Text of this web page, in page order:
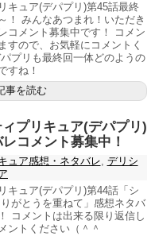
キュア(デパプリ)第45話最終
！ みんなあつまれ！いただき
コメント募集中です！ コメン
すので、お気軽にコメントく
プリも最終回一体どのようの
すね！
事を読む
プリキュア(デパプリ)
コメント募集中！
ュア感想・ネタバレ, デリシ
キュア(デパプリ)第44話「シ
がとうを重ねて」感想ネタバ
コメントは出来る限り返信し
ントください（＾＾